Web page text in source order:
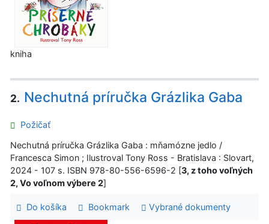
kniha
2. Nechutná príručka Grázlika Gaba
Požičať
Nechutná príručka Grázlika Gaba : mňamózne jedlo /
Francesca Simon ; Ilustroval Tony Ross - Bratislava : Slovart,
2024 - 107 s. ISBN 978-80-556-6596-2 [3, z toho voľných
2, Vo voľnom výbere 2]
Do košíka Bookmark Vybrané dokumenty